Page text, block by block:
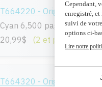
T664220 - Original
Cyan 6,500 pages
20,99$
(2 et plus 20,60 $)
T664320 - Original